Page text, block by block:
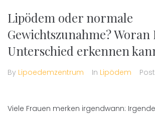
Lipödem oder normale
Gewichtszunahme? Woran
Unterschied erkennen
By Lipoedemzentrum In Lipödem
Viele Frauen merken irgendwann: